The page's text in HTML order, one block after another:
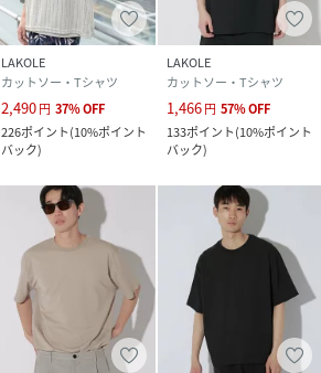
LAKOLE
カットソー・Tシャツ
2,490円 37%OFF
226ポイント(10%ポイント
バック)
LAKOLE
カットソー・Tシャツ
1,466円 57%OFF
133ポイント(10%ポイント
バック)